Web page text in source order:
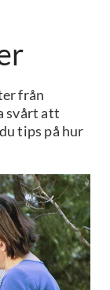
från
svårt att
tips på hur